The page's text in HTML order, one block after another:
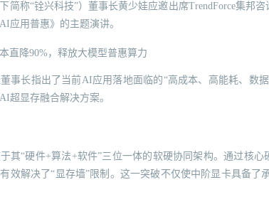
简称“铨兴科技”）董事长黄少娃应邀出席TrendForce集邦
应用普惠》的主题演讲。
直降90%，释放大模型普惠算力
事长指出了当前AI应用落地面临的“高成本、高能耗、数
超显存融合解决方案。
其“硬件+算法+软件”三位一体的软硬协同架构。通过核
效解决了“显存墙”限制。这一突破不仅使中阶显卡具备了